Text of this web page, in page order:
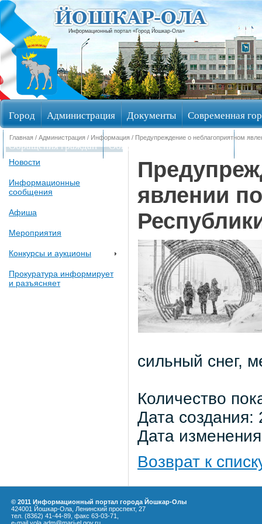
Информационный портал «Город Йошкар-Ола»
Город Администрация Документы Современная
Обращения граждан Общественные обсуждения
Главная / Администрация / Информация / Предупреждение о неблагоприятном
Новости
Информационные
сообщения
Афиша
Мероприятия
Конкурсы и аукционы
Прокуратура информирует
и разъясняет
явлении
сильный снег,
Количество
Дата
Дата
Возврат к
© 2011 Информационный портал города Йошкар-Олы
424001 Йошкар-Ола, Ленинский проспект, 27
тел. (8362) 41-44-89, факс 63-03-71,